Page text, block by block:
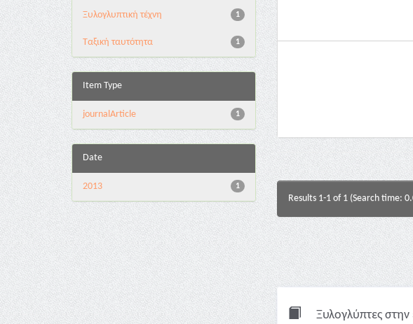
1
Ξυλογλυπτική τέχνη
1
Ταξική ταυτότητα
Item Type
1
journalArticle
Date
1
2013
Results 1-1 of 1 (Search time:
Ξυλογλύπτες